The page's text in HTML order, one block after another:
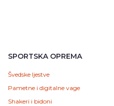
SPORTSKA OPREMA
Švedske ljestve
Pametne i digitalne vage
Shakeri i bidoni